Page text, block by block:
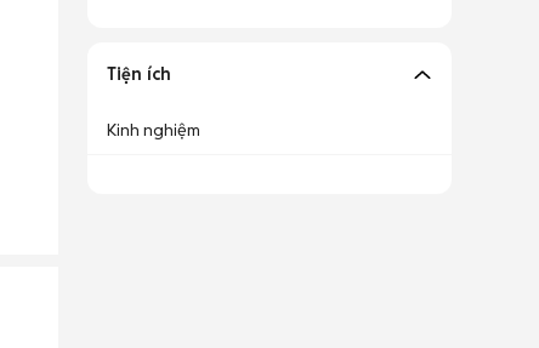
Tiện ích
Kinh nghiệm